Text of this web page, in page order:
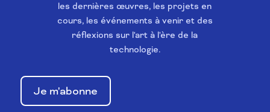
les dernières œuvres, les projets en
cours, les événements à venir et des
réflexions sur l'art à l'ère de la
technologie.
Je m'abonne